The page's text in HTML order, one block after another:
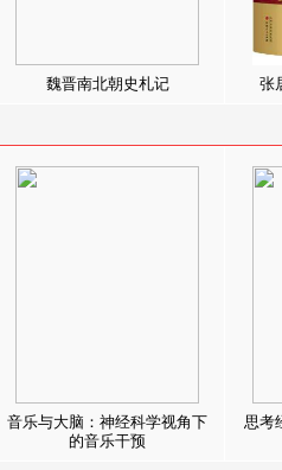
魏晋南北朝史札记 张
音乐与大脑：神经科学视角下
的音乐干预
思考